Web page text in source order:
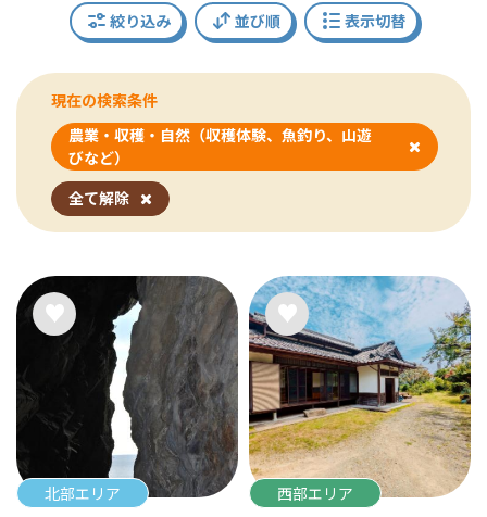
絞り込み 並び順 表示切替
現在の検索条件
農業・収穫・自然（収穫体験、魚釣り、山遊
びなど）
全て解除
北部エリア 西部エリア